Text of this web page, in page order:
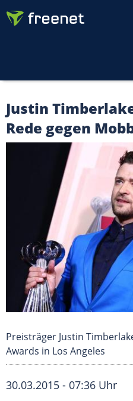
Justin
Rede gegen
Preisträger Justin
Awards in Los Angeles
30.03.2015 - 07:36 Uhr